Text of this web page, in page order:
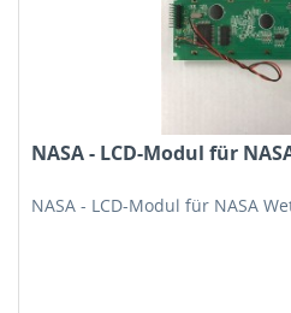
NASA - LCD-Modul für
NASA - LCD-Modul für NASA